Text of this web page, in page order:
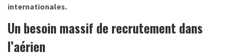
internationales.
Un besoin massif de recrutement dans
l’aérien